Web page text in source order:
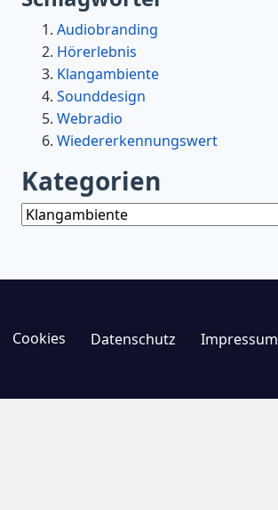
Audiobranding
Hörerlebnis
Klangambiente
Sounddesign
Webradio
Wiedererkennungswert
Kategorien
Kategorien
Cookies Datenschutz Impressum